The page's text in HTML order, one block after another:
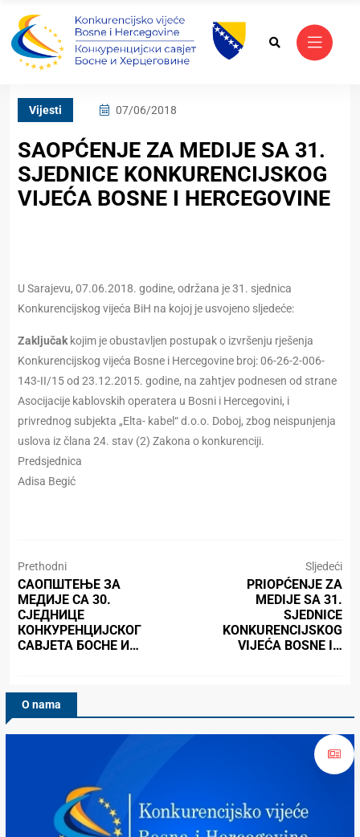
Vijesti 07/06/2018
SAOPĆENJE ZA MEDIJE SA 31.
SJEDNICE KONKURENCIJSKOG
VIJEĆA BOSNE I HERCEGOVINE
U Sarajevu, 07.06.2018. godine, održana je 31. sjednica
Konkurencijskog vijeća BiH na kojoj je usvojeno sljedeće:
Zaključak kojim je obustavljen postupak o izvršenju rješenja
Konkurencijskog vijeća Bosne i Hercegovine broj: 06-26-2-006-
143-II/15 od 23.12.2015. godine, na zahtjev podnesen od strane
Asocijacije kablovskih operatera u Bosni i Hercegovini, i
privrednog subjekta „Elta- kabel“ d.o.o. Doboj, zbog neispunjenja
uslova iz člana 24. stav (2) Zakona o konkurenciji.
Predsjednica
Adisa Begić
Prethodni
САОПШТЕЊЕ ЗА
МЕДИЈЕ СА 30.
СЈЕДНИЦЕ
КОНКУРЕНЦИЈСКОГ
САВЈЕТА БОСНЕ И…
Sljedeći
PRIOPĆENJE ZA
MEDIJE SA 31.
SJEDNICE
KONKURENCIJSKOG
VIJEĆA BOSNE I…
O nama